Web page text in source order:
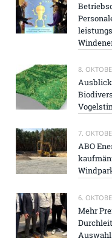
8.
7.
ABO
6.
Mehr